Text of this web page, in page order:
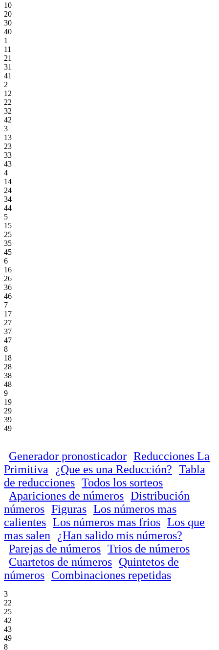
10
20
30
40
1
11
21
31
41
2
12
22
32
42
3
13
23
33
43
4
14
24
34
44
5
15
25
35
45
6
16
26
36
46
7
17
27
37
47
8
18
28
38
48
9
19
29
39
49
Generador pronosticador Reducciones La
Primitiva
¿Que es una Reducción? Tabla
de reducciones Todos los sorteos
Apariciones de números Distribución
números Figuras Los números mas
calientes Los números mas frios Los que
mas salen
¿Han salido mis números?
Parejas de números Trios de números
Cuartetos de números Quintetos de
números Combinaciones repetidas
3
22
25
42
43
49
8